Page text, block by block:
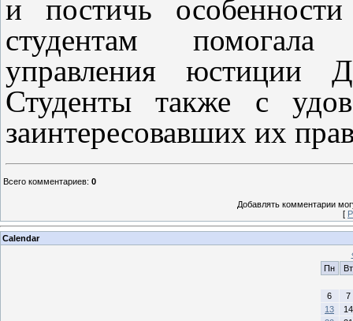
студентам помогала
управления юстиции
Студенты также с
заинтересовавших их
Всего комментариев: 0
Добавлять комментарии
[
Calendar
Пн
Вт
6
7
13
14